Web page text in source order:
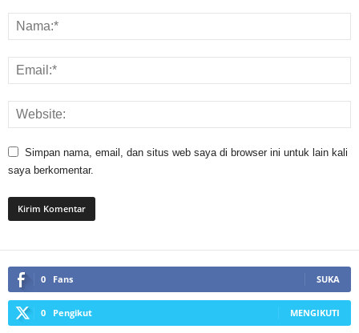
Simpan nama, email, dan situs web saya di browser ini untuk lain kali
saya berkomentar.
0 Fans SUKA
0 Pengikut MENGIKUTI